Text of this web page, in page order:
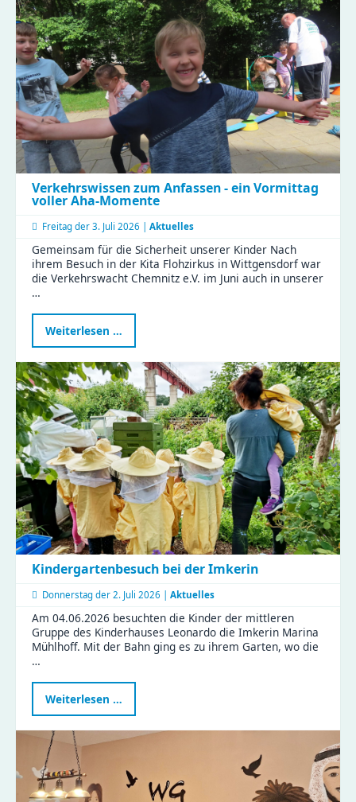
Verkehrswissen zum Anfassen - ein Vormittag
voller Aha-Momente
Freitag der 3. Juli 2026 | Aktuelles
Gemeinsam für die Sicherheit unserer Kinder Nach
ihrem Besuch in der Kita Flohzirkus in Wittgensdorf war
die Verkehrswacht Chemnitz e.V. im Juni auch in unserer
…
Weiterlesen …
zum
Anfassen
-
ein
Vormittag
voller
Aha-
Momente
Kindergartenbesuch bei der Imkerin
Donnerstag der 2. Juli 2026 | Aktuelles
Am 04.06.2026 besuchten die Kinder der mittleren
Gruppe des Kinderhauses Leonardo die Imkerin Marina
Mühlhoff. Mit der Bahn ging es zu ihrem Garten, wo die
…
Weiterlesen …
bei
der
Imkerin